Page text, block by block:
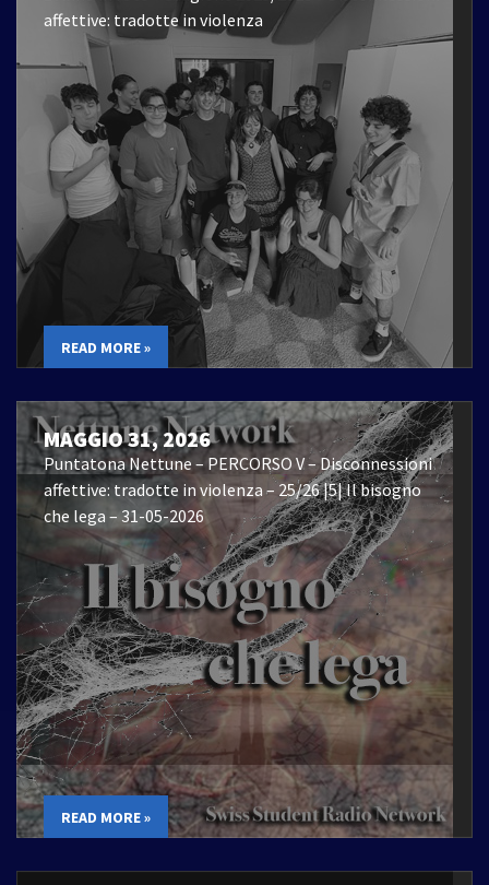
affettive: tradotte in violenza
READ MORE »
MAGGIO 31, 2026
Puntatona Nettune – PERCORSO V – Disconnessioni
affettive: tradotte in violenza – 25/26 |5| Il bisogno
che lega – 31-05-2026
READ MORE »